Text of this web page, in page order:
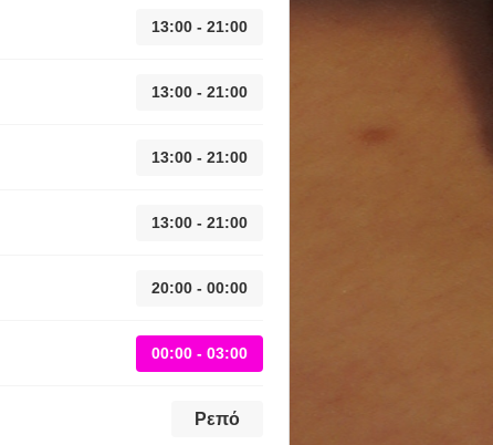
13:00 - 21:00
13:00 - 21:00
13:00 - 21:00
13:00 - 21:00
20:00 - 00:00
00:00 - 03:00
Ρεπό